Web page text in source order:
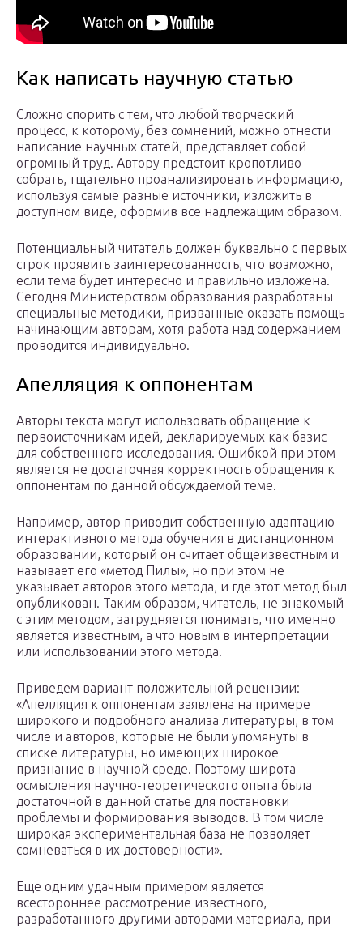
Как написать научную статью
Сложно спорить с тем, что любой творческий
процесс, к которому, без сомнений, можно отнести
написание научных статей, представляет собой
огромный труд. Автору предстоит кропотливо
собрать, тщательно проанализировать информацию,
используя самые разные источники, изложить в
доступном виде, оформив все надлежащим образом.
Потенциальный читатель должен буквально с первых
строк проявить заинтересованность, что возможно,
если тема будет интересно и правильно изложена.
Сегодня Министерством образования разработаны
специальные методики, призванные оказать помощь
начинающим авторам, хотя работа над содержанием
проводится индивидуально.
Апелляция к оппонентам
Авторы текста могут использовать обращение к
первоисточникам идей, декларируемых как базис
для собственного исследования. Ошибкой при этом
является не достаточная корректность обращения к
оппонентам по данной обсуждаемой теме.
Например, автор приводит собственную адаптацию
интерактивного метода обучения в дистанционном
образовании, который он считает общеизвестным и
называет его «метод Пилы», но при этом не
указывает авторов этого метода, и где этот метод был
опубликован. Таким образом, читатель, не знакомый
с этим методом, затрудняется понимать, что именно
является известным, а что новым в интерпретации
или использовании этого метода.
Приведем вариант положительной рецензии:
«Апелляция к оппонентам заявлена на примере
широкого и подробного анализа литературы, в том
числе и авторов, которые не были упомянуты в
списке литературы, но имеющих широкое
признание в научной среде. Поэтому широта
осмысления научно-теоретического опыта была
достаточной в данной статье для постановки
проблемы и формирования выводов. В том числе
широкая экспериментальная база не позволяет
сомневаться в их достоверности».
Еще одним удачным примером является
всестороннее рассмотрение известного,
разработанного другими авторами материала, при